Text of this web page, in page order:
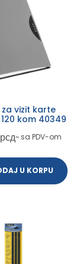
vizit karte
Fellowes 120 kom 40349
рсд~ sa PDV-om
U KORPU